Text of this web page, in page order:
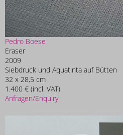
Pedro Boese
Eraser
2009
Siebdruck und Aquatinta auf Bütten
32 x 28,5 cm
1.400 € (incl. VAT)
Anfragen/Enquiry